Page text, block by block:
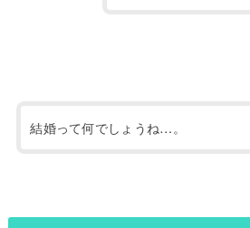
結婚って何でしょうね…。